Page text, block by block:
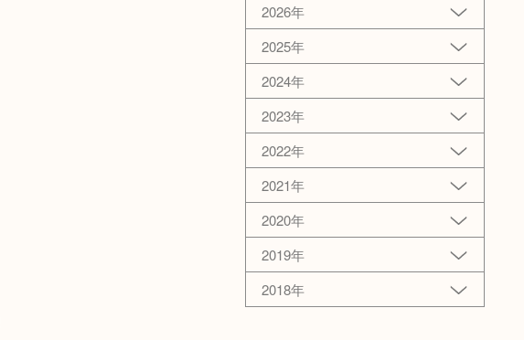
2026年
2025年
2024年
2023年
2022年
2021年
2020年
2019年
2018年